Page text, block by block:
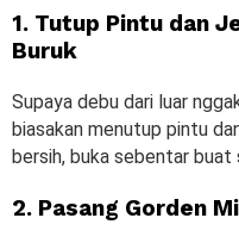
1. Tutup Pintu dan
Buruk
Supaya debu dari luar
biasakan menutup pintu
bersih, buka sebentar buat
2. Pasang Gorden